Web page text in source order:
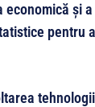
și
pentru